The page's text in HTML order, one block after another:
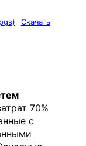
Скачать
70%
с